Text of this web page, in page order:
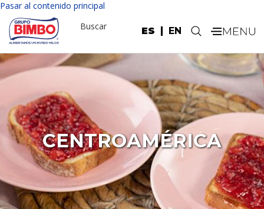
Pasar al contenido principal
ES EN
Buscar .
CENTROAMÉRICA